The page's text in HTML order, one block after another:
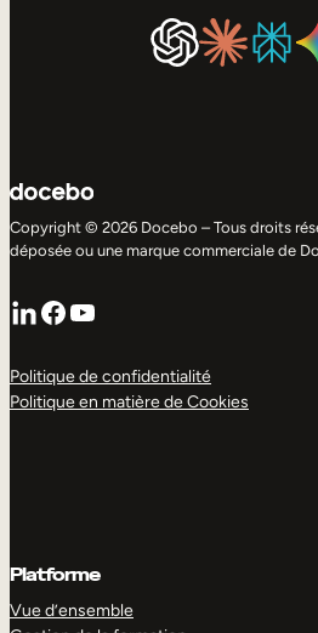
Copyright © 2026 Docebo – Tous droits
déposée ou une marque commerciale de
LinkedIn
Facebook
YouTube
Politique de confidentialité
Politique en matière de Cookies
Platforme
Vue d’ensemble